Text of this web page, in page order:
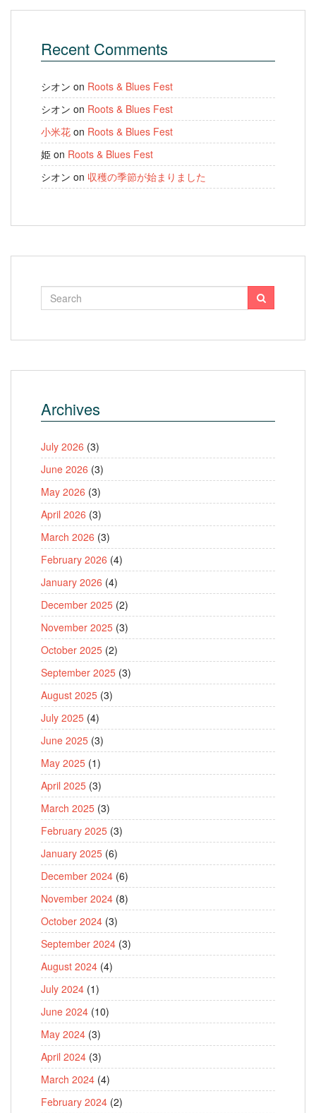
Recent Comments
シオン on Roots & Blues Fest
シオン on Roots & Blues Fest
小米花 on Roots & Blues Fest
姫 on Roots & Blues Fest
シオン on 収穫の季節が始まりました
Archives
July 2026 (3)
June 2026 (3)
May 2026 (3)
April 2026 (3)
March 2026 (3)
February 2026 (4)
January 2026 (4)
December 2025 (2)
November 2025 (3)
October 2025 (2)
September 2025 (3)
August 2025 (3)
July 2025 (4)
June 2025 (3)
May 2025 (1)
April 2025 (3)
March 2025 (3)
February 2025 (3)
January 2025 (6)
December 2024 (6)
November 2024 (8)
October 2024 (3)
September 2024 (3)
August 2024 (4)
July 2024 (1)
June 2024 (10)
May 2024 (3)
April 2024 (3)
March 2024 (4)
February 2024 (2)